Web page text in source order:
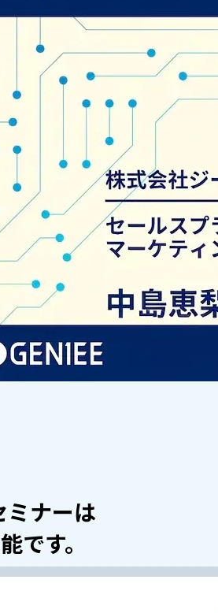
ナーは
です。